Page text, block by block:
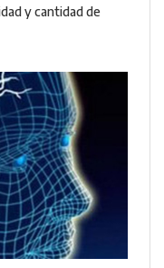
y cantidad de